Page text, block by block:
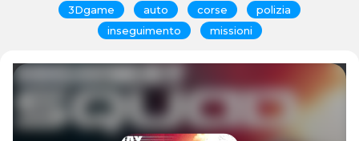
3Dgame auto corse
polizia
inseguimento
missioni